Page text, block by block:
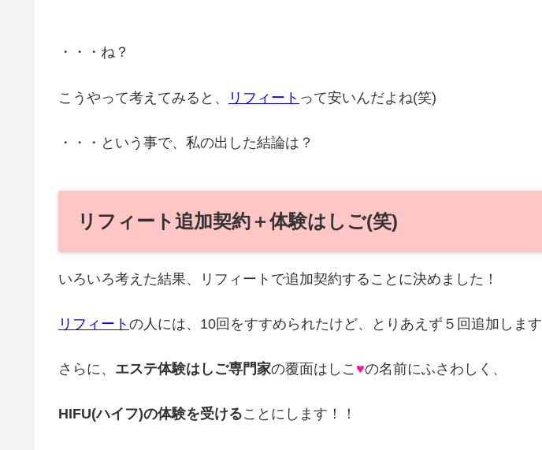
・・・ね？
こうやって考えてみると、 リフィート って安いんだよね(笑)
・・・という事で、私の出した結論は？
リフィート追加契約＋体験はしご(笑)
いろいろ考えた結果、リフィートで追加契約することに決めました！
リフィート の人には、10回をすすめられたけど、とりあえず５回追加します
さらに、 エステ体験はしご専門家の覆面はしこ ♥の名前にふさわしく、
HIFU(ハイフ)の体験を受けることにします！！